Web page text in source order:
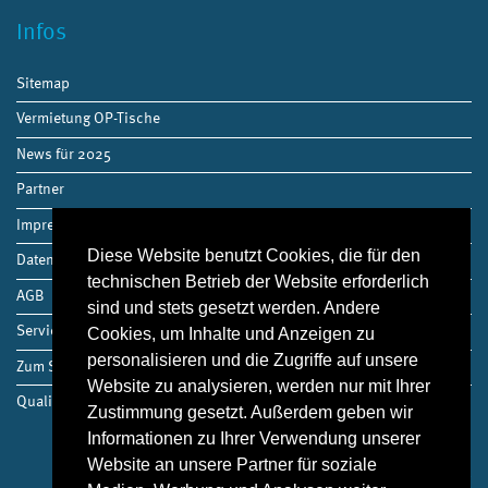
Diese Website benutzt Cookies, die für den
technischen Betrieb der Website erforderlich
sind und stets gesetzt werden. Andere
Cookies, um Inhalte und Anzeigen zu
personalisieren und die Zugriffe auf unsere
Website zu analysieren, werden nur mit Ihrer
Zustimmung gesetzt. Außerdem geben wir
Informationen zu Ihrer Verwendung unserer
Website an unsere Partner für soziale
Infos
Sitemap
Vermietung OP-Tische
News für 2025
Partner
Impressum
Datenschutz
AGB
Service
Zum Shop
Qualitätsmanagement